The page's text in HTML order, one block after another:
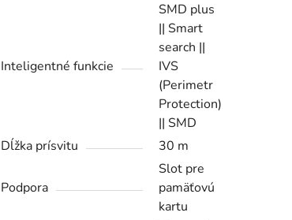
Inteligentné funkcie
SMD plus
|| Smart
search ||
IVS
(Perimetr
Protection)
|| SMD
Dĺžka prísvitu
30 m
Podpora
Slot pre
pamäťovú
kartu